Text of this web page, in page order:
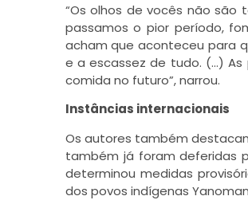
“Os olhos de vocês não
passamos o pior período,
acham que aconteceu para
e a escassez de tudo. (…)
comida no futuro”, narrou.
Instâncias internacionais
Os autores também
também já foram deferidas
determinou medidas
dos povos indígenas